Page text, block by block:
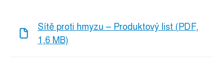
Sítě proti hmyzu – Produktový list (PDF,
1,6 MB)